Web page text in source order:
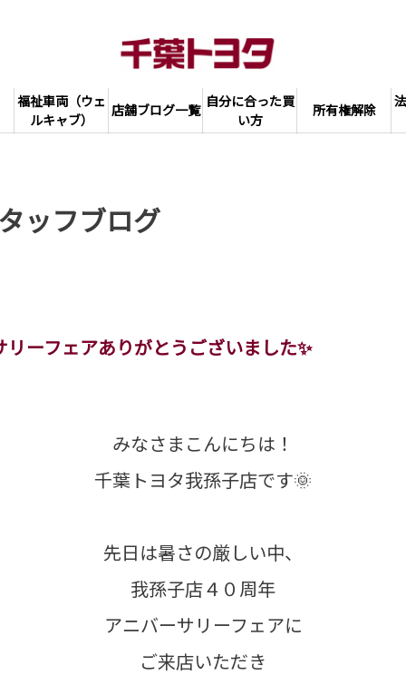
福祉車両（ウェ
ルキャブ）
店舗ブログ一覧 自分に合った買
い方
所有権解除
ッフブログ
ーフェアありがとうございました✨
みなさまこんにちは！
千葉トヨタ我孫子店です🌞
先日は暑さの厳しい中、
我孫子店４０周年
アニバーサリーフェアに
ご来店いただき